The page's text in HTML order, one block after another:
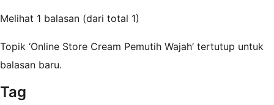
Melihat 1 balasan (dari total 1)
Topik ‘Online Store Cream Pemutih Wajah’ tertutup untuk
balasan baru.
Tag